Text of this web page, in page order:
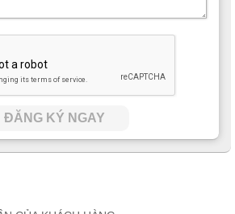
gian học tập tiện nghi nhất cho bé gái
ĐĂNG KÝ NGAY